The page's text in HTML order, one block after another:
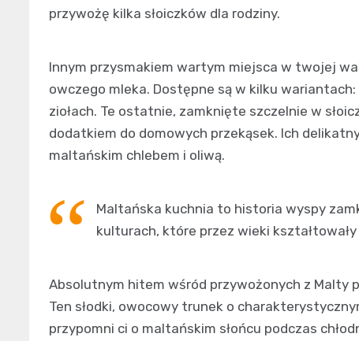
przywożę kilka słoiczków dla rodziny.
Innym przysmakiem wartym miejsca w twojej
owczego mleka. Dostępne są w kilku
ziołach. Te ostatnie, zamknięte szczelnie w
dodatkiem do domowych przekąsek. Ich
maltańskim chlebem i oliwą.
Maltańska kuchnia to historia wyspy
kulturach, które przez wieki kształtowały
Absolutnym hitem wśród przywożonych z Malty
Ten słodki, owocowy trunek o
przypomni ci o maltańskim słońcu podczas